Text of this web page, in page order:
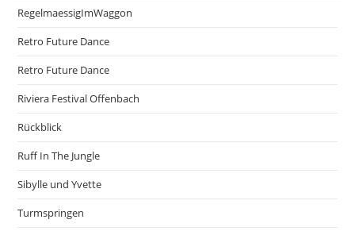
RegelmaessigImWaggon
Retro Future Dance
Retro Future Dance
Riviera Festival Offenbach
Rückblick
Ruff In The Jungle
Sibylle und Yvette
Turmspringen